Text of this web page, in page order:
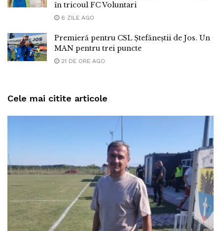
în tricoul FC Voluntari
6 ZILE AGO
Premieră pentru CSL Ștefăneștii de Jos. Un
MAN pentru trei puncte
21 DE ORE AGO
Cele mai citite articole